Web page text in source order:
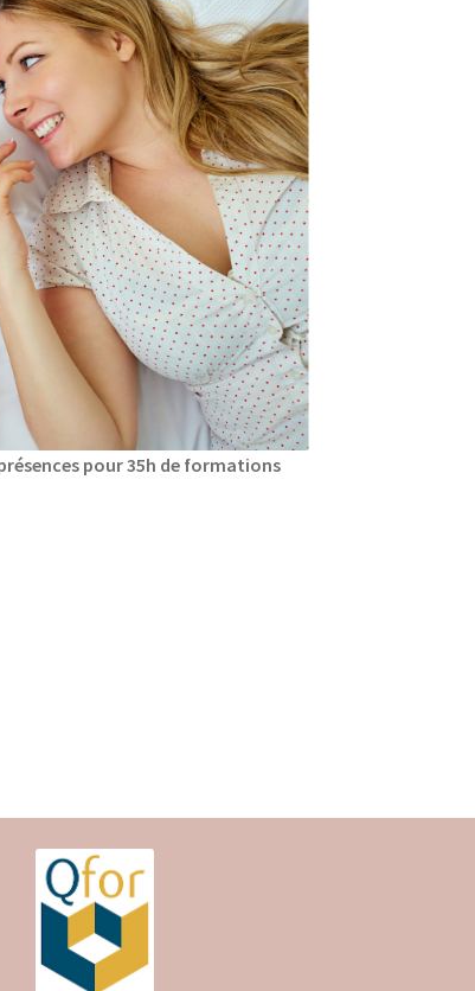
pour 35h de formations